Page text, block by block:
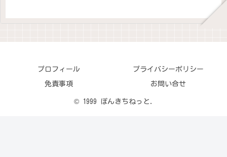
プロフィール プライバシーポリシー
免責事項 お問い合せ
© 1999 ぽんきちねっと.